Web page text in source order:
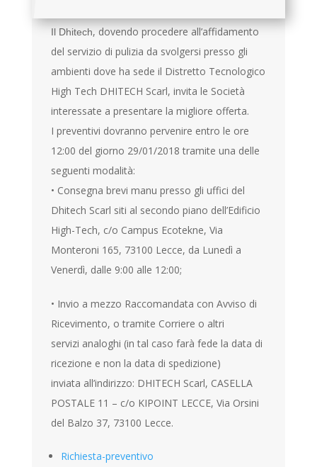
Il Dhitech, dovendo procedere all’affidamento
del servizio di pulizia da svolgersi presso gli
ambienti dove ha sede il Distretto Tecnologico
High Tech DHITECH Scarl, invita le Società
interessate a presentare la migliore offerta.
I preventivi dovranno pervenire entro le ore
12:00 del giorno 29/01/2018 tramite una delle
seguenti modalità:
• Consegna brevi manu presso gli uffici del
Dhitech Scarl siti al secondo piano dell’Edificio
High-Tech, c/o Campus Ecotekne, Via
Monteroni 165, 73100 Lecce, da Lunedì a
Venerdì, dalle 9:00 alle 12:00;
• Invio a mezzo Raccomandata con Avviso di
Ricevimento, o tramite Corriere o altri
servizi analoghi (in tal caso farà fede la data di
ricezione e non la data di spedizione)
inviata all’indirizzo: DHITECH Scarl, CASELLA
POSTALE 11 – c/o KIPOINT LECCE, Via Orsini
del Balzo 37, 73100 Lecce.
Richiesta-preventivo